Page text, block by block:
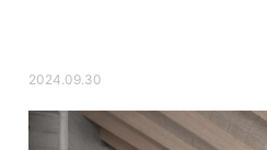
2024.09.30